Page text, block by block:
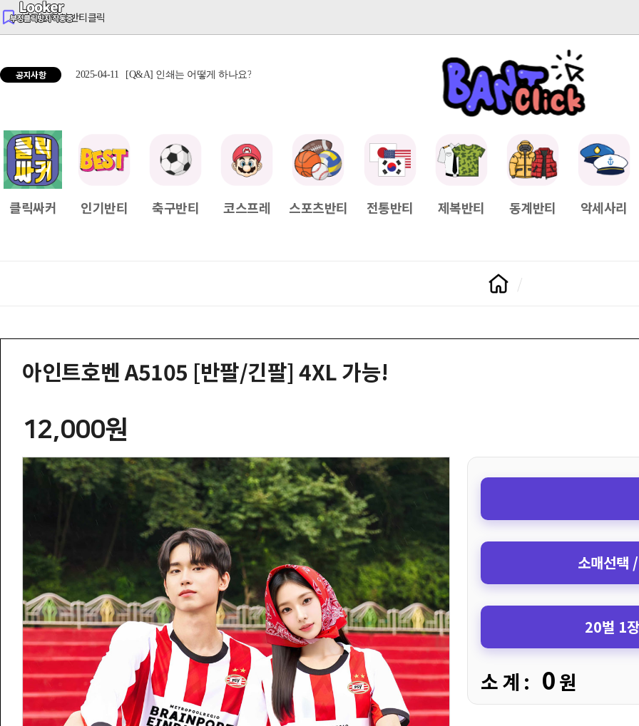
반티는 역시 반티클릭
공지사항 2025-04-11 [Q&A] 인쇄는 어떻게 하나요? [Q&A] 배송일정이 궁금하면? 2025-04-11 [Q&A] 나눠서
클릭싸커 인기반티 축구반티 코스프레 스포츠반티 전통반티 제복반티 동계반티 악세사리
아인트호벤 A5105 [반팔/긴팔] 4XL 가능!
12,000원
소매선택
20벌 1
소 계 : 0원